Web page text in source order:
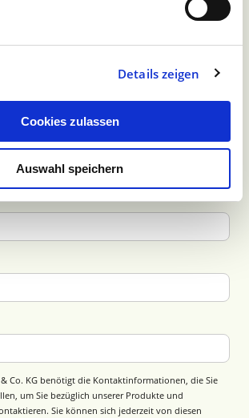
Details zeigen
Cookies zulassen
Auswahl speichern
zum unserem
& Co. KG benötigt die Kontaktinformationen, die Sie
um Sie bezüglich unserer Produkte und
Sie können sich jederzeit von diesen